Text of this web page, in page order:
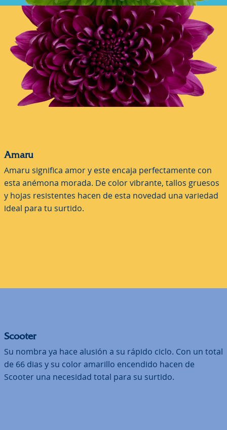
Amaru
Amaru significa amor y este encaja perfectamente con
esta anémona morada. De color vibrante, tallos gruesos
y hojas resistentes hacen de esta novedad una variedad
ideal para tu surtido.
Scooter
Su nombra ya hace alusión a su rápido ciclo. Con un total
de 66 dias y su color amarillo encendido hacen de
Scooter una necesidad total para su surtido.